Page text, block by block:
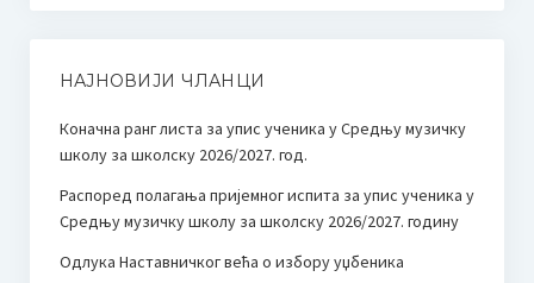
НАЈНОВИЈИ ЧЛАНЦИ
Коначна ранг листа за упис ученика у Средњу музичку
школу за школску 2026/2027. год.
Распоред полагања пријемног испита за упис ученика у
Средњу музичку школу за школску 2026/2027. годину
Одлука Наставничког већа о избору уџбеника